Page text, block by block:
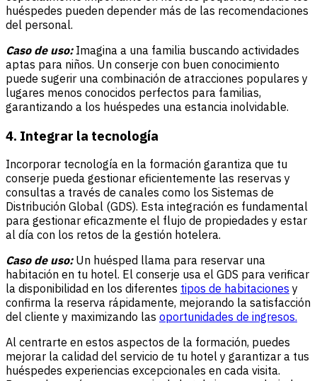
huéspedes pueden depender más de las recomendaciones
del personal.
Caso de uso: Imagina a una familia buscando actividades
aptas para niños. Un conserje con buen conocimiento
puede sugerir una combinación de atracciones populares y
lugares menos conocidos perfectos para familias,
garantizando a los huéspedes una estancia inolvidable.
4. Integrar la tecnología
Incorporar tecnología en la formación garantiza que tu
conserje pueda gestionar eficientemente las reservas y
consultas a través de canales como los Sistemas de
Distribución Global (GDS). Esta integración es fundamental
para gestionar eficazmente el flujo de propiedades y estar
al día con los retos de la gestión hotelera.
Caso de uso:Un huésped llama para reservar una
habitación en tu hotel. El conserje usa el GDS para verificar
la disponibilidad en los diferentes tipos de habitaciones y
confirma la reserva rápidamente, mejorando la satisfacción
del cliente y maximizando las oportunidades de ingresos.
Al centrarte en estos aspectos de la formación, puedes
mejorar la calidad del servicio de tu hotel y garantizar a tus
huéspedes experiencias excepcionales en cada visita.